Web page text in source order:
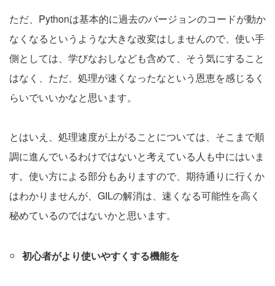
ただ、Pythonは基本的に過去のバージョンのコードが動か
なくなるというような大きな改変はしませんので、使い手
側としては、学びなおしなども含めて、そう気にすること
はなく、ただ、処理が速くなったなという恩恵を感じるく
らいでいいかなと思います。
とはいえ、処理速度が上がることについては、そこまで順
調に進んでいるわけではないと考えている人も中にはいま
す。使い方による部分もありますので、期待通りに行くか
はわかりませんが、GILの解消は、速くなる可能性を高く
秘めているのではないかと思います。
初心者がより使いやすくする機能を